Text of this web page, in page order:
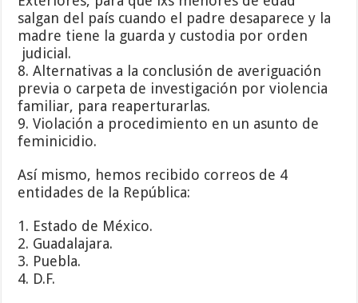
salgan del país cuando el padre desaparece y la
madre tiene la guarda y custodia por orden
judicial.
8. Alternativas a la conclusión de averiguación
previa o carpeta de investigación por violencia
familiar, para reaperturarlas.
9. Violación a procedimiento en un asunto de
feminicidio.
Así mismo, hemos recibido correos de 4
entidades de la República:
1. Estado de México.
2. Guadalajara.
3. Puebla.
4. D.F.